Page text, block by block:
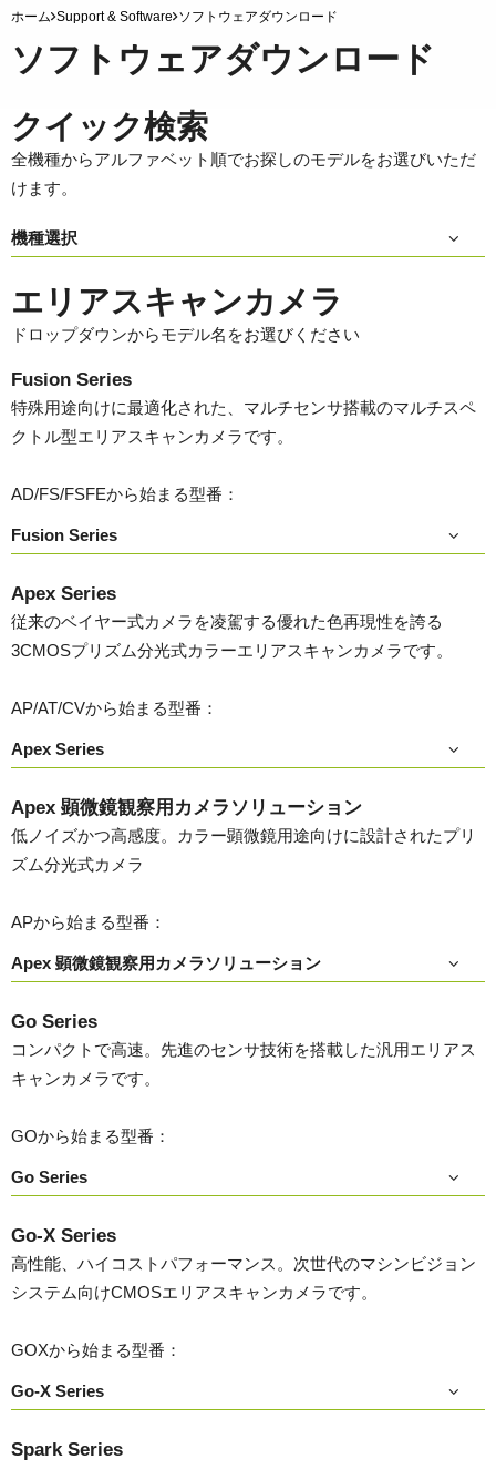
ホーム Support & Software ソフトウェアダウンロード
ソフトウェアダウンロード
クイック検索
全機種からアルファベット順でお探しのモデルをお選びいただ
けます。
機種選択
エリアスキャンカメラ
ドロップダウンからモデル名をお選びください
Fusion Series
特殊用途向けに最適化された、マルチセンサ搭載のマルチスペ
クトル型エリアスキャンカメラです。
AD/FS/FSFEから始まる型番：
Fusion Series
Apex Series
従来のベイヤー式カメラを凌駕する優れた色再現性を誇る
3CMOSプリズム分光式カラーエリアスキャンカメラです。
AP/AT/CVから始まる型番：
Apex Series
Apex 顕微鏡観察用カメラソリューション
低ノイズかつ高感度。カラー顕微鏡用途向けに設計されたプリ
ズム分光式カメラ
APから始まる型番：
Apex 顕微鏡観察用カメラソリューション
Go Series
コンパクトで高速。先進のセンサ技術を搭載した汎用エリアス
キャンカメラです。
GOから始まる型番：
Go Series
Go-X Series
高性能、ハイコストパフォーマンス。次世代のマシンビジョン
システム向けCMOSエリアスキャンカメラです。
GOXから始まる型番：
Go-X Series
Spark Series